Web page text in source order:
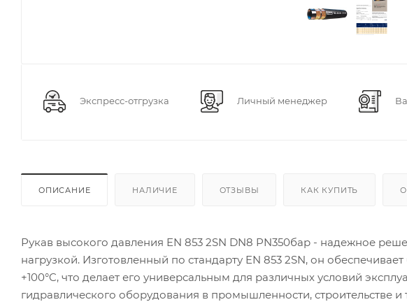
Экспресс-отгрузка Личный менеджер
ОПИСАНИЕ НАЛИЧИЕ ОТЗЫВЫ КАК КУПИТЬ
Рукав высокого давления EN 853 2SN DN8 PN350бар - надежное
нагрузкой. Изготовленный по стандарту EN 853 2SN, он
+100°C, что делает его универсальным для различных условий
гидравлического оборудования в промышленности, строительстве